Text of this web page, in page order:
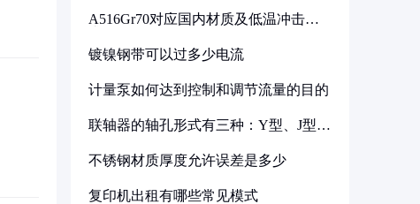
A516Gr70对应国内材质及低温冲击要
镀镍钢带可以过多少电流
计量泵如何达到控制和调节流量的目的
联轴器的轴孔形式有三种：Y型、J型、
不锈钢材质厚度允许误差是多少
复印机出租有哪些常见模式